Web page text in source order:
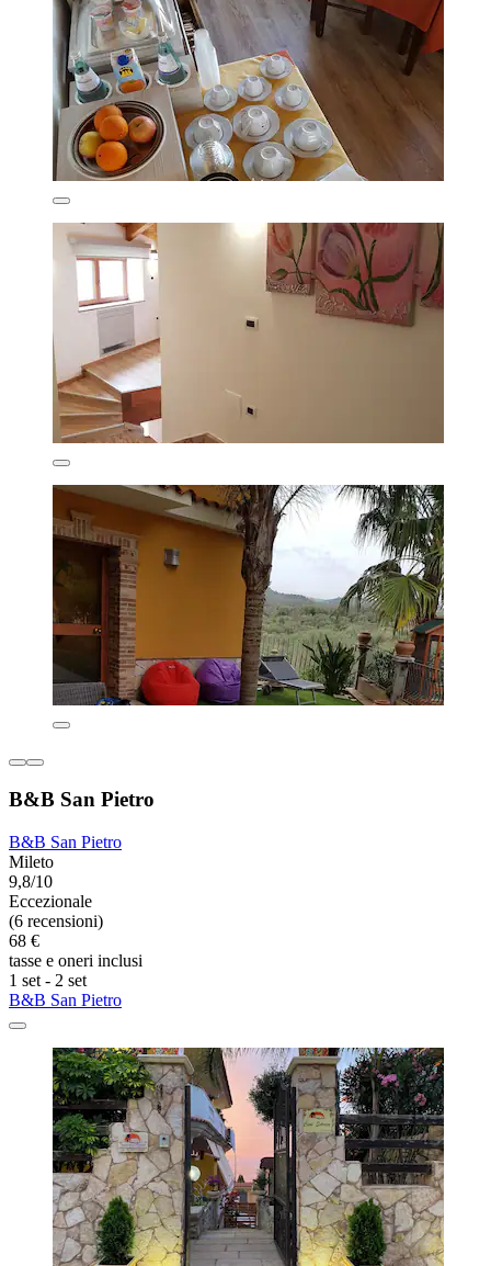
B&B San Pietro
B&B San Pietro
Mileto
9,8/10
Eccezionale
(6 recensioni)
68 €
tasse e oneri inclusi
1 set - 2 set
B&B San Pietro